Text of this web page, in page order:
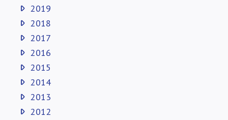
2019
2018
2017
2016
2015
2014
2013
2012